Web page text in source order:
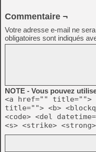
Commentaire ¬
Votre adresse e-mail ne
obligatoires sont indiqués
NOTE - Vous pouvez
<a href="" title="">
title=""> <b>
<code> <del
<s> <strike> <strong>